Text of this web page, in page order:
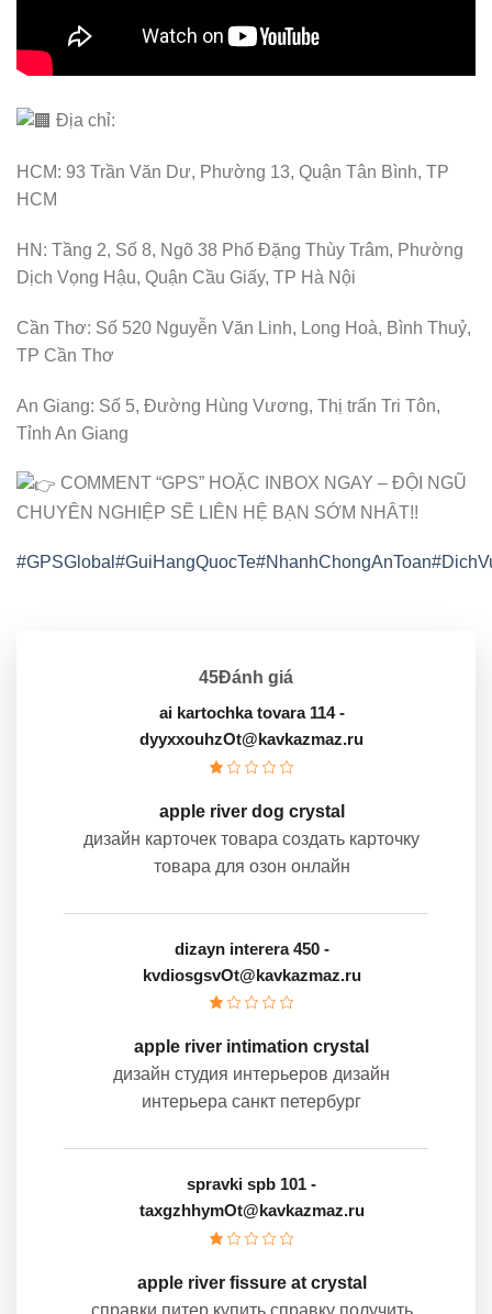
Địa chỉ:
HCM: 93 Trần Văn Dư, Phường 13, Quận Tân Bình, TP
HCM
HN: Tầng 2, Số 8, Ngõ 38 Phố Đặng Thùy Trâm, Phường
Dịch Vọng Hậu, Quận Cầu Giấy, TP Hà Nội
Cần Thơ: Số 520 Nguyễn Văn Linh, Long Hoà, Bình Thuỷ,
TP Cần Thơ
An Giang: Số 5, Đường Hùng Vương, Thị trấn Tri Tôn,
Tỉnh An Giang
COMMENT “GPS” HOẶC INBOX NGAY – ĐỘI NGŨ
CHUYÊN NGHIỆP SẼ LIÊN HỆ BẠN SỚM NHÂT!!
#GPSGlobal #GuiHangQuocTe#NhanhChongAnToan
45Đánh giá
ai kartochka tovara 114-
dyyxxouhzOt@kavkazmaz.ru
apple river dog crystal
дизайн карточек товара создать карточку
товара для озон онлайн
dizayn interera 450 -
kvdiosgsvOt@kavkazmaz.ru
apple river intimation crystal
дизайн студия интерьеров дизайн
интерьера санкт петербург
spravki spb 101 -
taxgzhhymOt@kavkazmaz.ru
apple river fissure at crystal
справки питер купить справку получить